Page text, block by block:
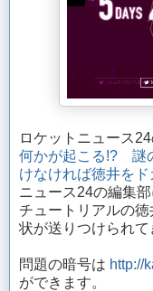
ロケットニュース
何かが起こる!? 謎
けなければ徳井をド
ニュース24の編集
チュートリアルの
状が送りつけられて
問題の暗号は http://
ができます。